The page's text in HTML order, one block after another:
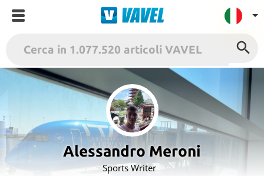
VAVEL Italia
USA
UK
Spagna
México
Argentina
Alessandro Meroni
Sports Writer